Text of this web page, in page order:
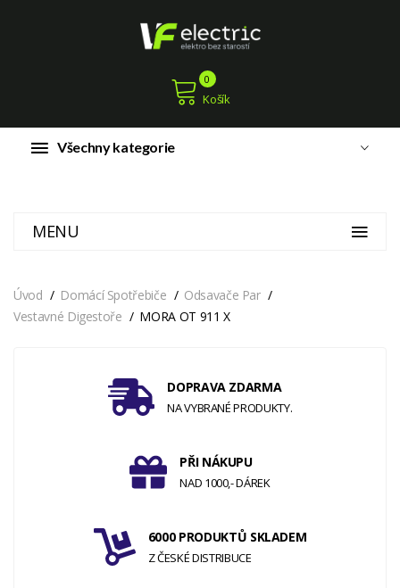
Košík
0
Všechny kategorie
MENU
Úvod Domácí Spotřebiče
Odsavače Par
Vestavné Digestoře
MORA OT 911 X
DOPRAVA ZDARMA
NA VYBRANÉ PRODUKTY.
PŘI NÁKUPU
NAD 1000,- DÁREK
6000 PRODUKTŮ SKLADEM
Z ČESKÉ DISTRIBUCE